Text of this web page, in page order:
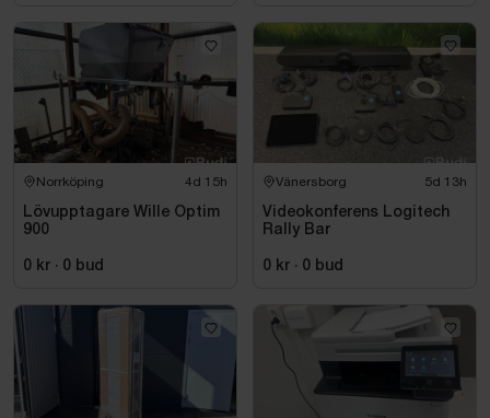
Norrköping 4d 15h
Lövupptagare Wille Optim
900
0 kr · 0 bud
Vänersborg 5d 13h
Videokonferens Logitech
Rally Bar
0 kr · 0 bud